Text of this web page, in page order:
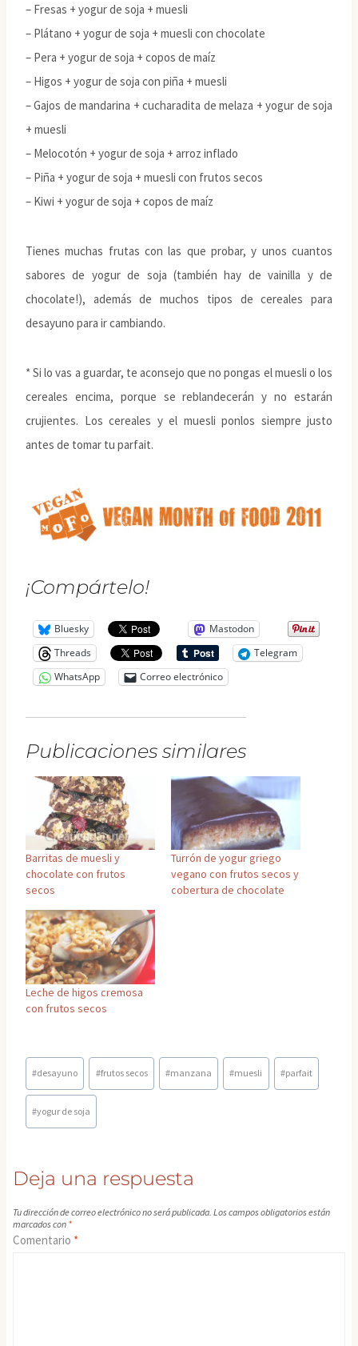
– Fresas + yogur de soja + muesli
– Plátano + yogur de soja + muesli con chocolate
– Pera + yogur de soja + copos de maíz
– Higos + yogur de soja con piña + muesli
– Gajos de mandarina + cucharadita de melaza + yogur de soja
+ muesli
– Melocotón + yogur de soja + arroz inflado
– Piña + yogur de soja + muesli con frutos secos
– Kiwi + yogur de soja + copos de maíz
Tienes muchas frutas con las que probar, y unos cuantos
sabores de yogur de soja (también hay de vainilla y de
chocolate!), además de muchos tipos de cereales para
desayuno para ir cambiando.
* Si lo vas a guardar, te aconsejo que no pongas el muesli o los
cereales encima, porque se reblandecerán y no estarán
crujientes. Los cereales y el muesli ponlos siempre justo
antes de tomar tu parfait.
¡Compártelo!
Bluesky
Mastodon
Threads
Telegram
WhatsApp
Correo electrónico
Publicaciones similares
Barritas de muesli y
chocolate con frutos
secos
Turrón de yogur griego
vegano con frutos secos y
cobertura de chocolate
Leche de higos cremosa
con frutos secos
Etiquetas
de
la
#desayuno #frutos secos #manzana #muesli #parfait
#yogur de soja
Deja una respuesta
Tu dirección de correo electrónico no será publicada. Los campos obligatorios están
marcados con *
Comentario *